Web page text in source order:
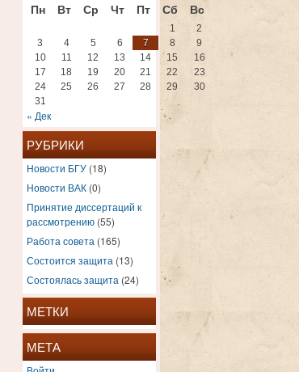
Пн
Вт Ср Чт Пт Сб Вс
1
2
3
4 5 6 7 8
9
10
11 12 13 14 15
16
17
18 19 20 21 22
23
24
25 26 27 28 29
30
31
« Дек
РУБРИКИ
Новости БГУ (18)
Новости ВАК (0)
Принятие диссертаций к
рассмотрению (55)
Работа совета (165)
Состоится защита (13)
Состоялась защита (24)
МЕТКИ
МЕТА